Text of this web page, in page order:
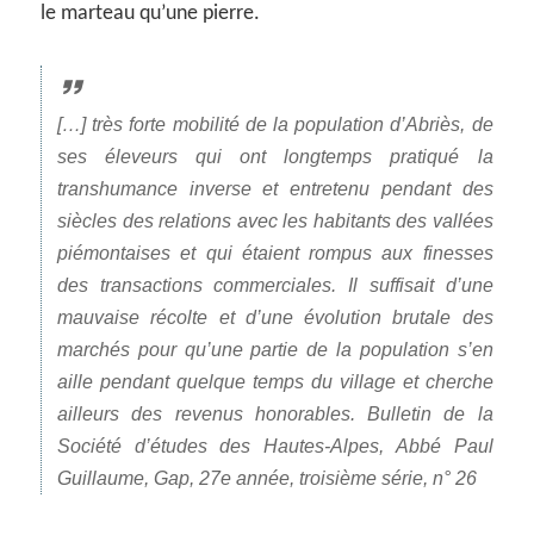
le marteau qu’une pierre.
[…] très forte mobilité de la population d’Abriès, de
ses éleveurs qui ont longtemps pratiqué la
transhumance inverse et entretenu pendant des
siècles des relations avec les habitants des vallées
piémontaises et qui étaient rompus aux finesses
des transactions commerciales. Il suffisait d’une
mauvaise récolte et d’une évolution brutale des
marchés pour qu’une partie de la population s’en
aille pendant quelque temps du village et cherche
ailleurs des revenus honorables. Bulletin de la
Société d’études des Hautes-Alpes, Abbé Paul
Guillaume, Gap, 27e année, troisième série, n° 26